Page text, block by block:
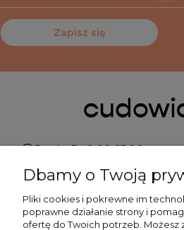
Zapisz się
Pn do Pt 9:00-15:00
+48 519
Dbamy o Twoją
Pliki cookies i pokrewne im
poprawne działanie strony i
ofertę do Twoich potrzeb. Możesz